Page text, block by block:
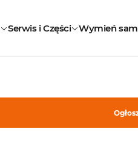
Serwis i Części Wymień